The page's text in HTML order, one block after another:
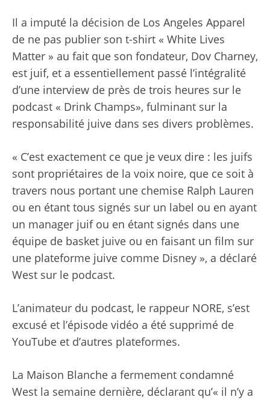
Il a imputé la décision de Los Angeles Apparel
de ne pas publier son t-shirt « White Lives
Matter » au fait que son fondateur, Dov Charney,
est juif, et a essentiellement passé l’intégralité
d’une interview de près de trois heures sur le
podcast « Drink Champs», fulminant sur la
responsabilité juive dans ses divers problèmes.
« C’est exactement ce que je veux dire : les juifs
sont propriétaires de la voix noire, que ce soit à
travers nous portant une chemise Ralph Lauren
ou en étant tous signés sur un label ou en ayant
un manager juif ou en étant signés dans une
équipe de basket juive ou en faisant un film sur
une plateforme juive comme Disney », a déclaré
West sur le podcast.
L’animateur du podcast, le rappeur NORE, s’est
excusé et l’épisode vidéo a été supprimé de
YouTube et d’autres plateformes.
La Maison Blanche a fermement condamné
West la semaine dernière, déclarant qu’« il n’y a